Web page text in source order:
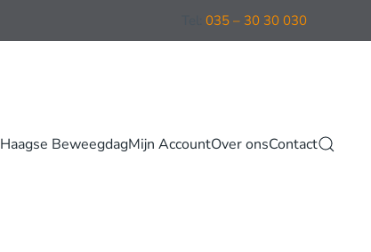
035 – 30 30 030
Haagse BeweegdagMijn AccountOver onsContact